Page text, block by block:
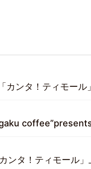
ンタ！ティモール
ンタ！ティモール